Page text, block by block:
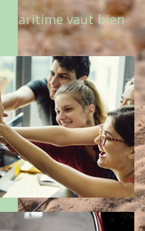
Maritime vaut bien